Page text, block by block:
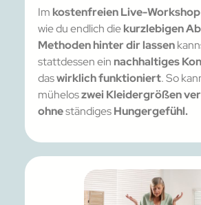
Im kostenfreien Live-Workshop
wie du endlich diekurzlebigen
Methoden hinter dir lassen
stattdessen ein nachhaltiges
daswirklich funktioniert. So
müheloszwei Kleidergrößen
ohneständigesHungergefühl.